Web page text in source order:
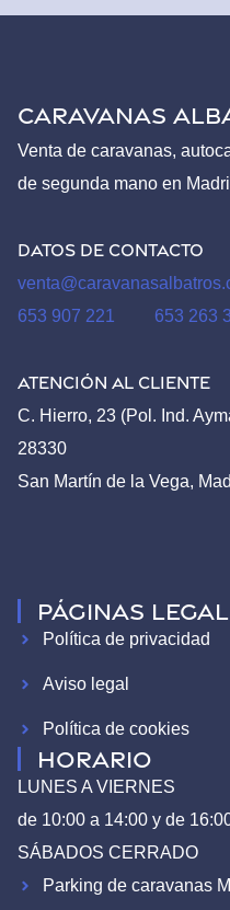
CARAVANAS
Venta de caravanas,
de segunda mano en
Datos de contacto
653 907 221
653 263
Atención al Cliente
C. Hierro, 23 (Pol. Ind.
28330
San Martín de la Vega,
Páginas
Política de privacidad
Aviso legal
Política de cookies
HORARIO
LUNES A VIERNES
de 10:00 a 14:00 y de
SÁBADOS CERRADO
Parking de caravanas